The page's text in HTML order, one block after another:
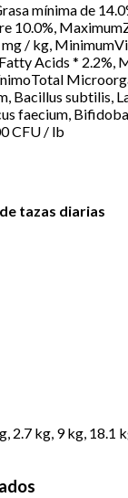
mínima de
10.0%,
/ kg,
Acids * 2.2%,
Bacillus subtilis,
faecium,
CFU / lb
tazas diarias
2.7 kg, 9 kg, 18.1